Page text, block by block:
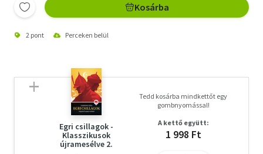
Kosárba
2 pont Perceken belül
Egri csillagok -
Klasszikusok
újramesélve 2.
Tedd kosárba mindkettőt egy
gombnyomással!
A kettő együtt:
1 998 Ft